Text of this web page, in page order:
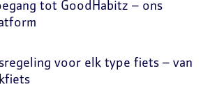
tot GoodHabitz – ons
voor elk type fiets – van